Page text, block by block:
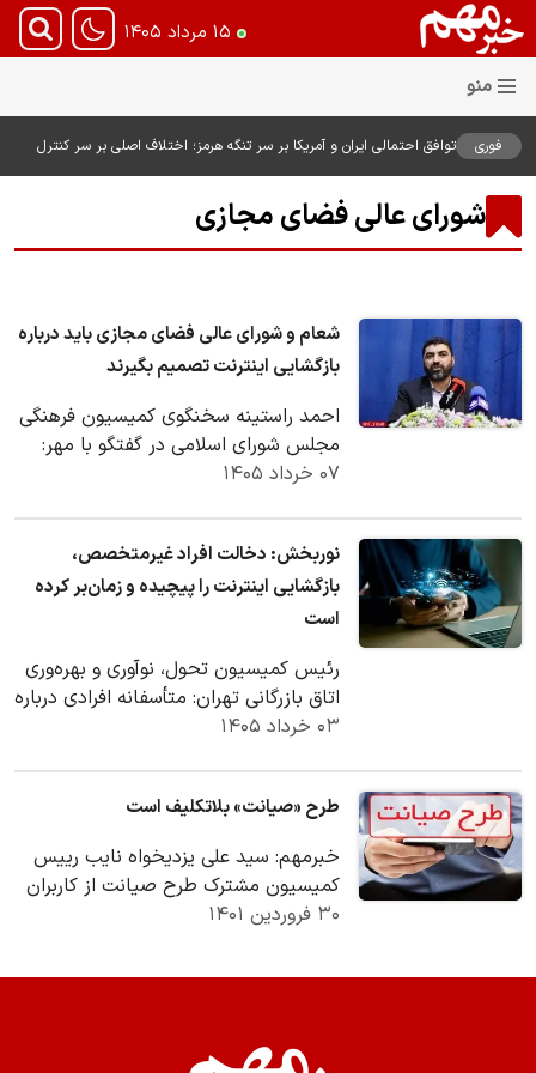
۱۵ مرداد ۱۴۰۵
فوری
توافق احتمالی ایران و آمریکا بر سر تنگه هرمز؛ اختلاف اصلی بر سر کنترل
شورای عالی فضای مجازی
شعام و شورای عالی فضای مجازی باید درباره
بازگشایی اینترنت تصمیم بگیرند
احمد راستینه سخنگوی کمیسیون فرهنگی
مجلس شورای اسلامی در گفتگو با مهر:
تصمیم‌گیری درباره اینترنت بین‌الملل باید
۰۷ خرداد ۱۴۰۵
نوربخش: دخالت افراد غیرمتخصص،
بازگشایی اینترنت را پیچیده و زمان‌بر کرده
است
رئیس کمیسیون تحول، نوآوری و بهره‌وری
اتاق بازرگانی تهران: متأسفانه افرادی درباره
اینترنت اظهار نظر می‌کنند که هیچ…
۰۳ خرداد ۱۴۰۵
طرح «صیانت» بلاتکلیف است
خبرمهم: سید علی یزدیخواه نایب رییس
کمیسیون مشترک طرح صیانت از کاربران
در فضای مجازی گفت: رئیس مجلس
۳۰ فروردین ۱۴۰۱